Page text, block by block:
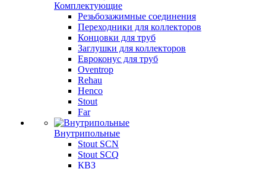
Комплектующие
Резьбозажимные соединения
Переходники для коллекторов
Концовки для труб
Заглушки для коллекторов
Евроконус для труб
Oventrop
Rehau
Henco
Stout
Far
Внутрипольные
Stout SCN
Stout SCQ
КВЗ